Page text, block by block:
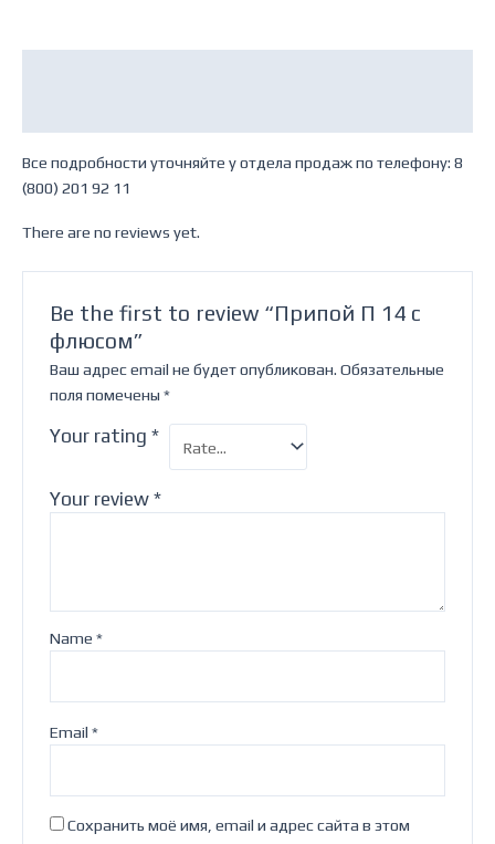
Все подробности уточняйте у отдела продаж по телефону: 8
(800) 201 92 11
There are no reviews yet.
Be the first to review “Припой П 14 с
флюсом”
Ваш адрес email не будет опубликован. Обязательные
поля помечены*
Your rating*
Your review*
Name*
Email*
Сохранить моё имя, email и адрес сайта в этом